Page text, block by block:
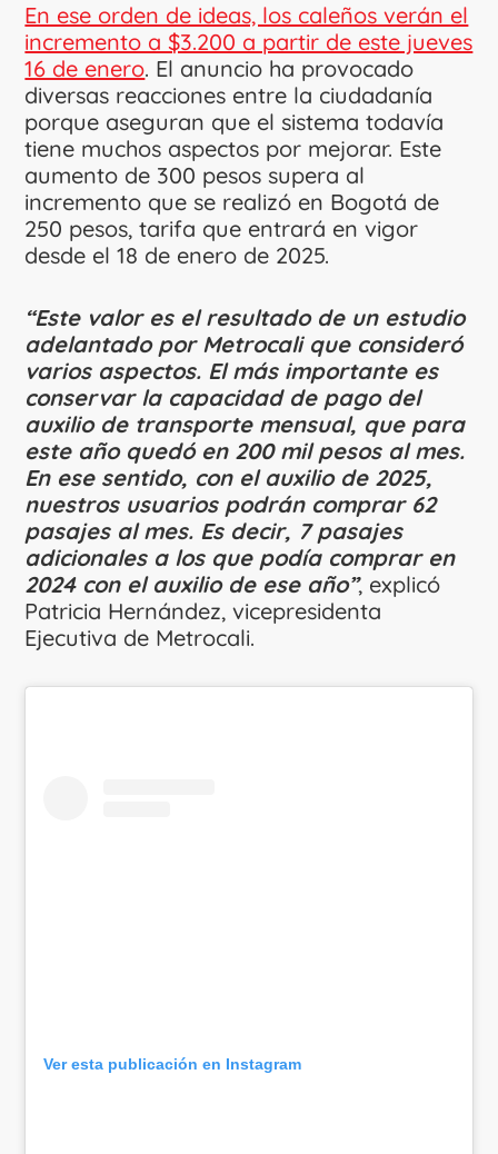
En ese orden de ideas, los caleños verán el
incremento a $3.200 a partir de este jueves
16 de enero. El anuncio ha provocado
diversas reacciones entre la ciudadanía
porque aseguran que el sistema todavía
tiene muchos aspectos por mejorar. Este
aumento de 300 pesos supera al
incremento que se realizó en Bogotá de
250 pesos, tarifa que entrará en vigor
desde el 18 de enero de 2025.
“Este valor es el resultado de un estudio
adelantado por Metrocali que consideró
varios aspectos. El más importante es
conservar la capacidad de pago del
auxilio de transporte mensual, que para
este año quedó en 200 mil pesos al mes.
En ese sentido, con el auxilio de 2025,
nuestros usuarios podrán comprar 62
pasajes al mes. Es decir, 7 pasajes
adicionales a los que podía comprar en
2024 con el auxilio de ese año”, explicó
Patricia Hernández, vicepresidenta
Ejecutiva de Metrocali.
Ver esta publicación en Instagram